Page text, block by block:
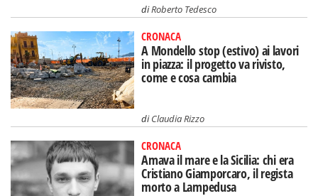
diRoberto Tedesco
CRONACA
A Mondello stop (estivo) ai lavori
in piazza: il progetto va rivisto,
come e cosa cambia
diClaudia Rizzo
CRONACA
Amava il mare e la Sicilia: chi era
Cristiano Giamporcaro, il regista
morto a Lampedusa